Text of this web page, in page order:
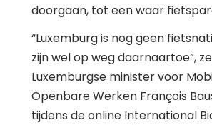
doorgaan, tot een waar
“Luxemburg is nog geen
zijn wel op weg daarnaartoe”,
Luxemburgse minister voor
Openbare Werken François
tijdens de online International